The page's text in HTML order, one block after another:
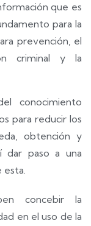
que es
para la
prevención, el
criminal y la
conocimiento
para reducir los
obtención y
dar paso a una
esta.
concebir la
en el uso de la